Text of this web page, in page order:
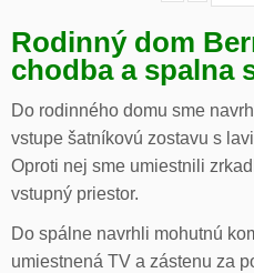
Rodinný dom
chodba a spalna
Do rodinného domu sme
vstupe šatníkovú zostavu s
Oproti nej sme umiestnili
vstupný priestor.
Do spálne navrhli mohutnú
umiestnená TV a zástenu za